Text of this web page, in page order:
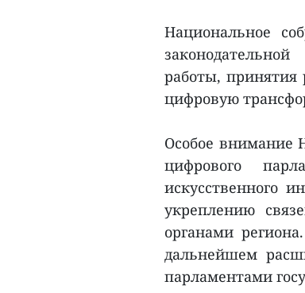
Национальное
работы,
цифровую
Особое внимание
цифрового
искусственного
укреплению
органами
дальнейшем
парламентами